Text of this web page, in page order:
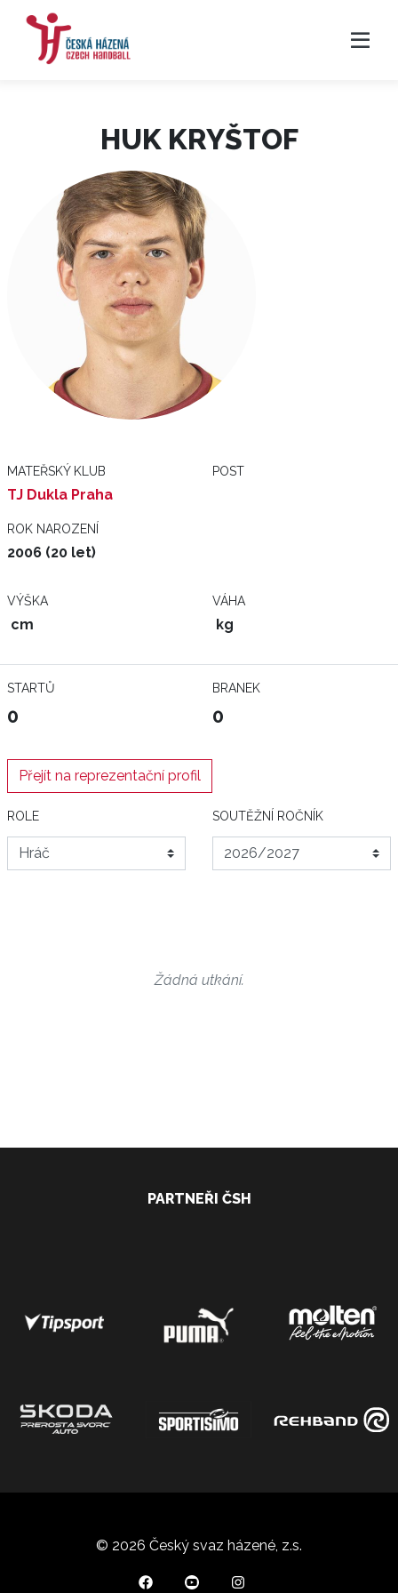
HUK KRYŠTOF
MATEŘSKÝ KLUB
TJ Dukla Praha
POST
ROK NAROZENÍ
2006 (20 let)
VÝŠKA
cm
VÁHA
kg
STARTŮ
0
BRANEK
0
Přejít na reprezentační profil
ROLE SOUTĚŽNÍ ROČNÍK
Žádná utkání.
PARTNEŘI ČSH
© 2026 Český svaz házené, z.s.